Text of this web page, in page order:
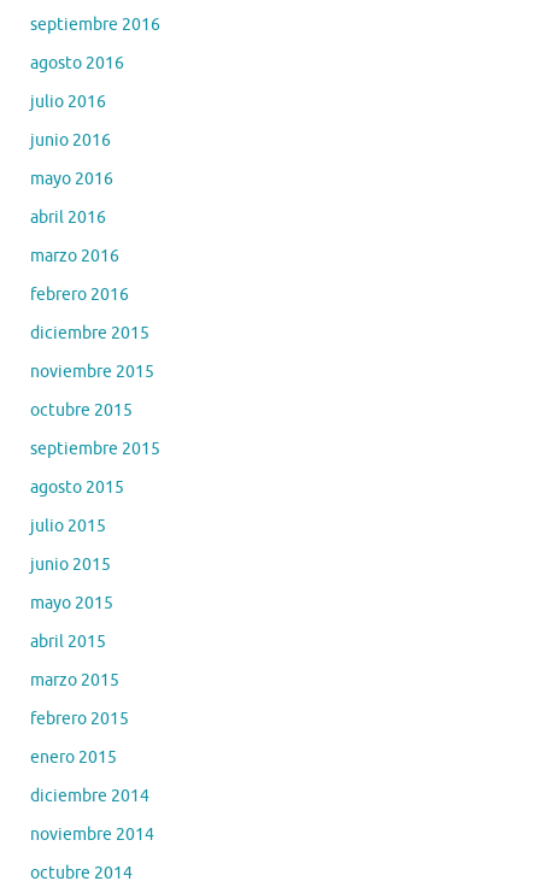
septiembre 2016
agosto 2016
julio 2016
junio 2016
mayo 2016
abril 2016
marzo 2016
febrero 2016
diciembre 2015
noviembre 2015
octubre 2015
septiembre 2015
agosto 2015
julio 2015
junio 2015
mayo 2015
abril 2015
marzo 2015
febrero 2015
enero 2015
diciembre 2014
noviembre 2014
octubre 2014